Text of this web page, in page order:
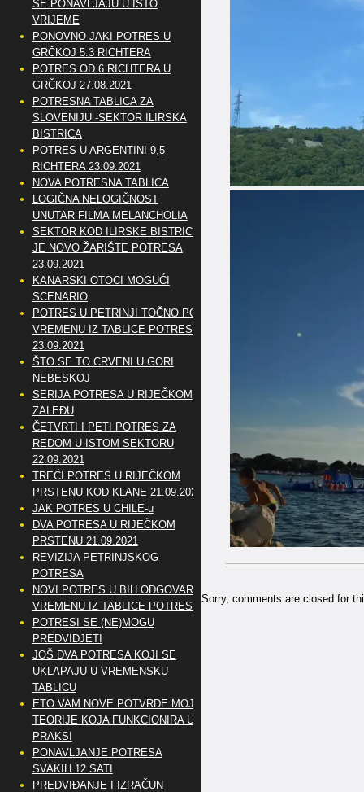
Sorry, comments are closed for
SE PONAVLJAJU U ISTO
VRIJEME
PONOVNO JAKI POTRES U
GRČKOJ 5.3 RICHTERA
POTRES OD 6 RICHTERA U
GRČKOJ 27.08.2021
POTRESNA TABLICA ZA
SLOVENIJU -SEKTOR ILIRSKA
BISTRICA
POTRES U ARGENTINI 9,5
RICHTERA 23.09.2021
NOVA POTRESNA TABLICA
LOGIČNA NELOGIČNOST
UNUTAR FILMA MELANCHOLIA
SEKTOR KOD ILIRSKE BISTRICE
JE NOVO ŽARIŠTE POTRESA
23.09.2021
KANARSKI OTOCI MOGUĆI
SCENARIO
POTRES U PETRINJI TOČNO PO
VREMENU IZ TABLICE POTRESA
23.09.2021
ŠTO SE TO CRVENI U GORI
NEBESKOJ
SERIJA POTRESA U RIJEČKOM
ZALEĐU
ČETVRTI I PETI POTRES ZA
REDOM U ISTOM SEKTORU
22.09.2021
TREĆI POTRES U RIJEČKOM
PRSTENU KOD KLANE 21.09.2021
JAK POTRES U CHILE-u
DVA POTRESA U RIJEČKOM
PRSTENU 21.09.2021
REVIZIJA PETRINJSKOG
POTRESA
NOVI POTRES U BIH ODGOVARA
VREMENU IZ TABLICE POTRESA
POTRESI SE (NE)MOGU
PREDVIDJETI
JOŠ DVA POTRESA KOJI SE
UKLAPAJU U VREMENSKU
TABLICU
ETO VAM NOVE POTVRDE MOJE
TEORIJE KOJA FUNKCIONIRA U
PRAKSI
PONAVLJANJE POTRESA
SVAKIH 12 SATI
PREDVIĐANJE I IZRAČUN